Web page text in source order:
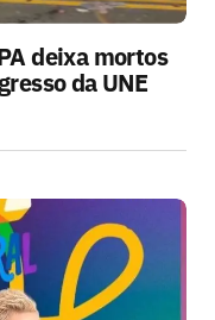
deixa mortos
da UNE